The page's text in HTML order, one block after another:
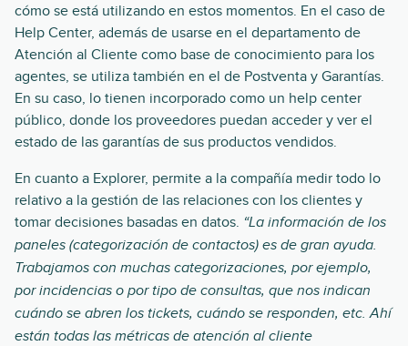
cómo se está utilizando en estos momentos. En el caso de
Help Center, además de usarse en el departamento de
Atención al Cliente como base de conocimiento para los
agentes, se utiliza también en el de Postventa y Garantías.
En su caso, lo tienen incorporado como un help center
público, donde los proveedores puedan acceder y ver el
estado de las garantías de sus productos vendidos.
En cuanto a Explorer, permite a la compañía medir todo lo
relativo a la gestión de las relaciones con los clientes y
tomar decisiones basadas en datos. “La información de los
paneles (categorización de contactos) es de gran ayuda.
Trabajamos con muchas categorizaciones, por ejemplo,
por incidencias o por tipo de consultas, que nos indican
cuándo se abren los tickets, cuándo se responden, etc. Ahí
están todas las métricas de atención al cliente